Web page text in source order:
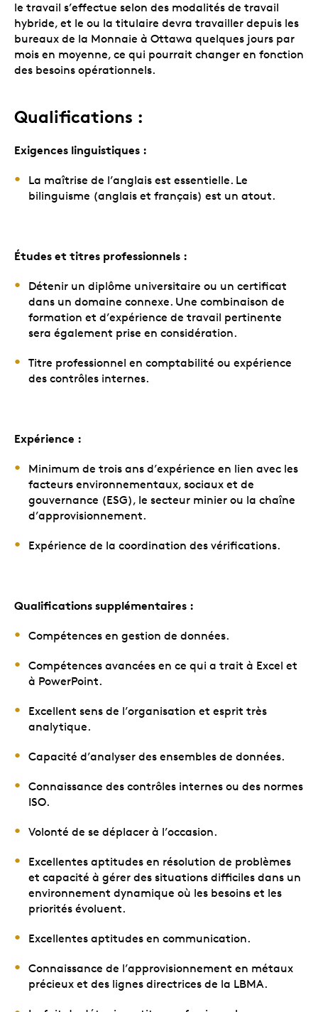
le travail s’effectue selon des modalités de travail
hybride, et le ou la titulaire devra travailler depuis les
bureaux de la Monnaie à Ottawa quelques jours par
mois en moyenne, ce qui pourrait changer en fonction
des besoins opérationnels.
Qualifications :
Exigences linguistiques :
La maîtrise de l’anglais est essentielle. Le
bilinguisme (anglais et français) est un atout.
Études et titres professionnels :
Détenir un diplôme universitaire ou un certificat
dans un domaine connexe. Une combinaison de
formation et d’expérience de travail pertinente
sera également prise en considération.
Titre professionnel en comptabilité ou expérience
des contrôles internes.
Expérience :
Minimum de trois ans d’expérience en lien avec les
facteurs environnementaux, sociaux et de
gouvernance (ESG), le secteur minier ou la chaîne
d’approvisionnement.
Expérience de la coordination des vérifications.
Qualifications supplémentaires :
Compétences en gestion de données.
Compétences avancées en ce qui a trait à Excel et
à PowerPoint.
Excellent sens de l’organisation et esprit très
analytique.
Capacité d’analyser des ensembles de données.
Connaissance des contrôles internes ou des normes
ISO.
Volonté de se déplacer à l’occasion.
Excellentes aptitudes en résolution de problèmes
et capacité à gérer des situations difficiles dans un
environnement dynamique où les besoins et les
priorités évoluent.
Excellentes aptitudes en communication.
Connaissance de l’approvisionnement en métaux
précieux et des lignes directrices de la LBMA.